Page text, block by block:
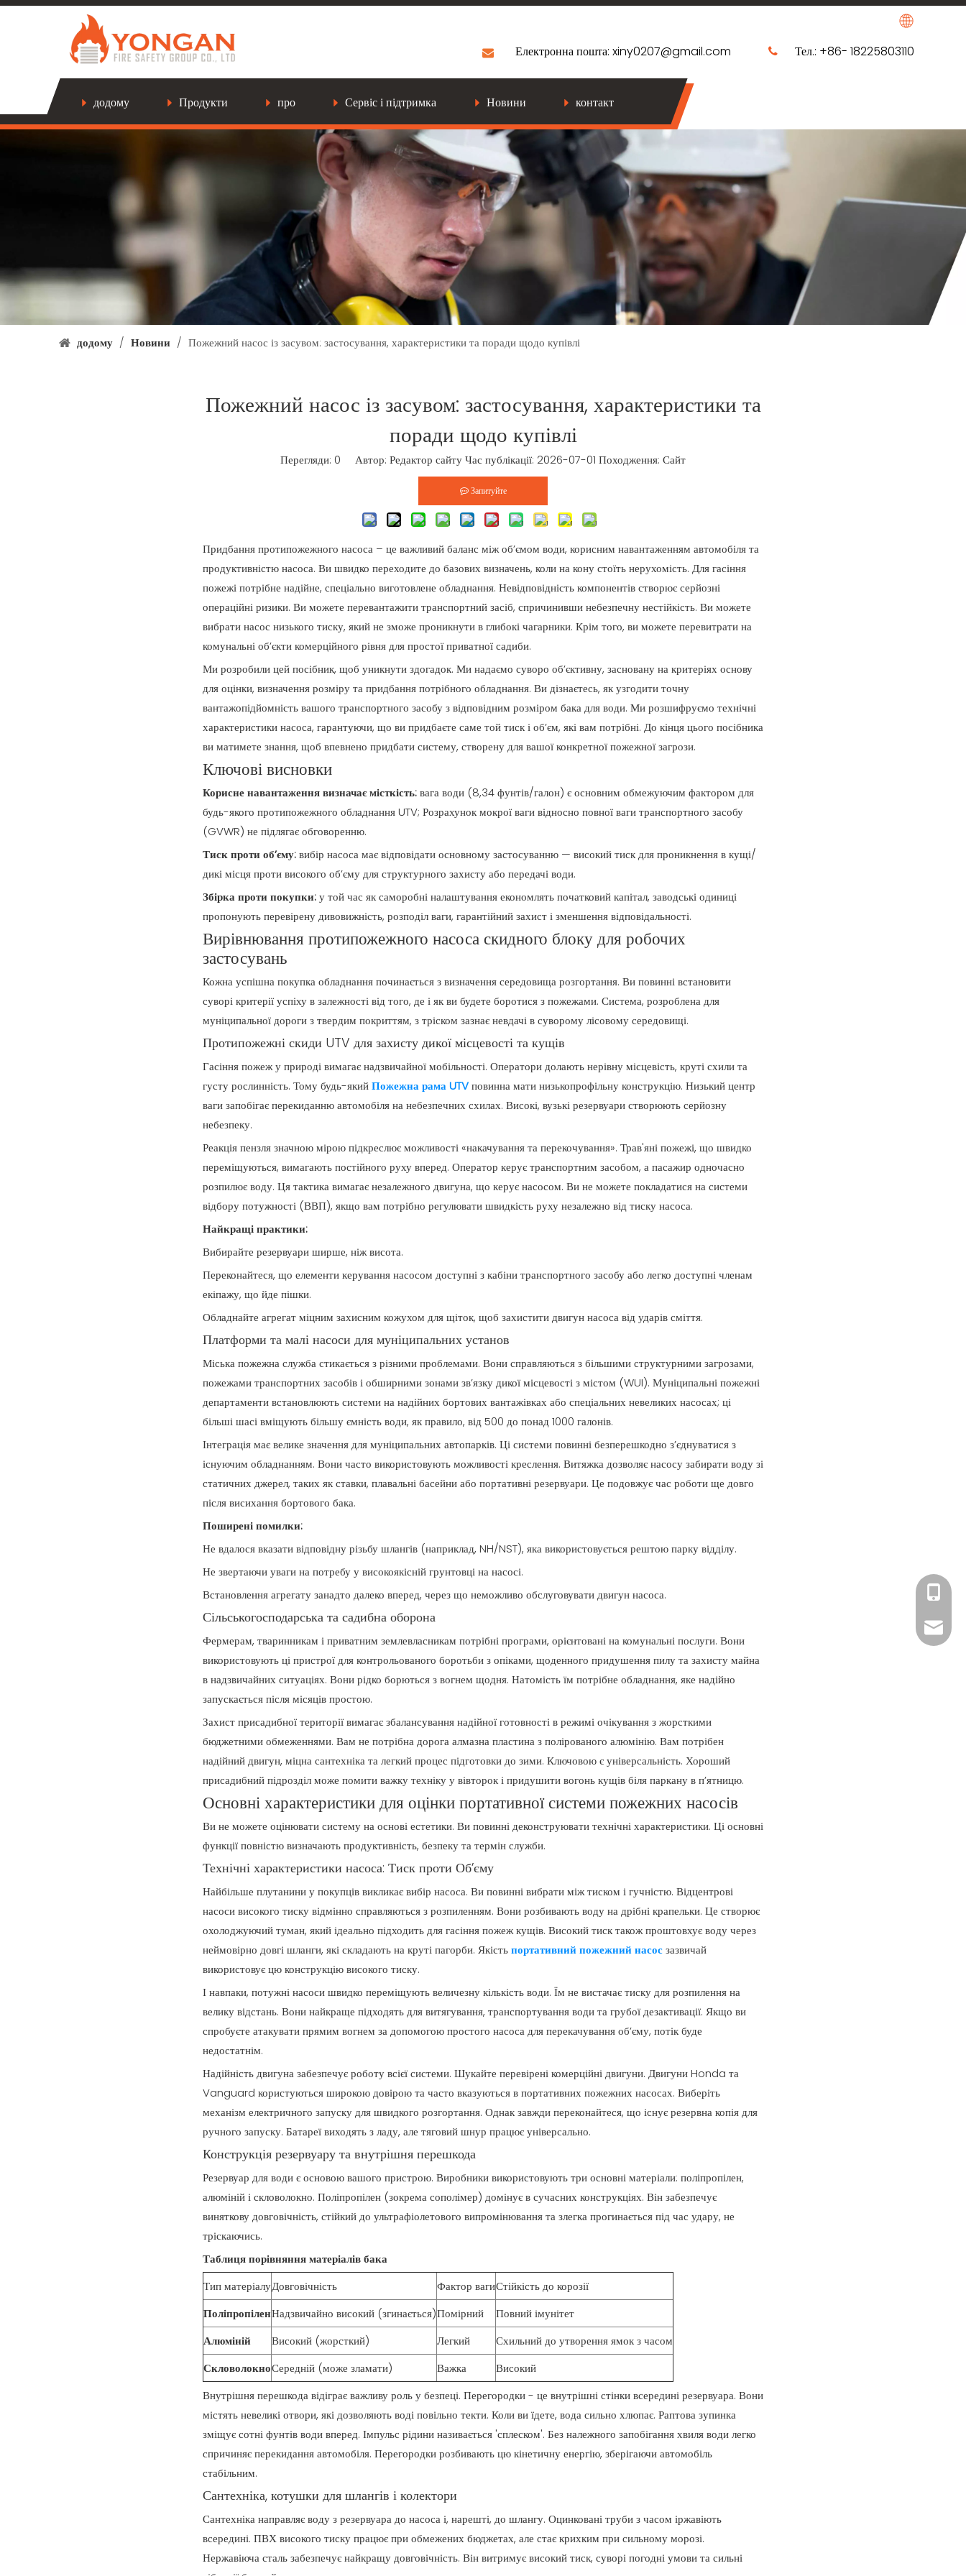
Електронна пошта: xiny0207@gmail.com ​​​​​​​​ Тел.: +86- 18225803110
додому Продукти про Сервіс і підтримка Новини контакт
додому / Новини / Пожежний насос із засувом: застосування, характеристики та поради щодо купівлі
Пожежний насос із засувом: застосування, характеристики та
поради щодо купівлі
Перегляди: 0 Автор: Редактор сайту Час публікації: 2026-07-01 Походження: Сайт
Запитуйте
Придбання протипожежного насоса – це важливий баланс між об’ємом води, корисним навантаженням автомобіля та
продуктивністю насоса. Ви швидко переходите до базових визначень, коли на кону стоїть нерухомість. Для гасіння
пожежі потрібне надійне, спеціально виготовлене обладнання. Невідповідність компонентів створює серйозні
операційні ризики. Ви можете перевантажити транспортний засіб, спричинивши небезпечну нестійкість. Ви можете
вибрати насос низького тиску, який не зможе проникнути в глибокі чагарники. Крім того, ви можете перевитрати на
комунальні об’єкти комерційного рівня для простої приватної садиби.
Ми розробили цей посібник, щоб уникнути здогадок. Ми надаємо суворо об’єктивну, засновану на критеріях основу
для оцінки, визначення розміру та придбання потрібного обладнання. Ви дізнаєтесь, як узгодити точну
вантажопідйомність вашого транспортного засобу з відповідним розміром бака для води. Ми розшифруємо технічні
характеристики насоса, гарантуючи, що ви придбаєте саме той тиск і об’єм, які вам потрібні. До кінця цього посібника
ви матимете знання, щоб впевнено придбати систему, створену для вашої конкретної пожежної загрози.
Ключові висновки
Корисне навантаження визначає місткість:вага води (8,34 фунтів/галон) є основним обмежуючим фактором для
будь-якого протипожежного обладнання UTV; Розрахунок мокрої ваги відносно повної ваги транспортного засобу
(GVWR) не підлягає обговоренню.
Тиск проти об’єму:вибір насоса має відповідати основному застосуванню — високий тиск для проникнення в кущі/
дикі місця проти високого об’єму для структурного захисту або передачі води.
Збірка проти покупки:у той час як саморобні налаштування економлять початковий капітал, заводські одиниці
пропонують перевірену дивовижність, розподіл ваги, гарантійний захист і зменшення відповідальності.
Вирівнювання протипожежного насоса скидного блоку для робочих
застосувань
Кожна успішна покупка обладнання починається з визначення середовища розгортання. Ви повинні встановити
суворі критерії успіху в залежності від того, де і як ви будете боротися з пожежами. Система, розроблена для
муніципальної дороги з твердим покриттям, з тріском зазнає невдачі в суворому лісовому середовищі.
Протипожежні скиди UTV для захисту дикої місцевості та кущів
Гасіння пожеж у природі вимагає надзвичайної мобільності. Оператори долають нерівну місцевість, круті схили та
густу рослинність. Тому будь-якийПожежна рама UTVповинна мати низькопрофільну конструкцію. Низький центр
ваги запобігає перекиданню автомобіля на небезпечних схилах. Високі, вузькі резервуари створюють серйозну
небезпеку.
Реакція пензля значною мірою підкреслює можливості «накачування та перекочування». Трав'яні пожежі, що швидко
переміщуються, вимагають постійного руху вперед. Оператор керує транспортним засобом, а пасажир одночасно
розпилює воду. Ця тактика вимагає незалежного двигуна, що керує насосом. Ви не можете покладатися на системи
відбору потужності (ВВП), якщо вам потрібно регулювати швидкість руху незалежно від тиску насоса.
Найкращі практики:
Вибирайте резервуари ширше, ніж висота.
Переконайтеся, що елементи керування насосом доступні з кабіни транспортного засобу або легко доступні членам
екіпажу, що йде пішки.
Обладнайте агрегат міцним захисним кожухом для щіток, щоб захистити двигун насоса від ударів сміття.
Платформи та малі насоси для муніципальних установ
Міська пожежна служба стикається з різними проблемами. Вони справляються з більшими структурними загрозами,
пожежами транспортних засобів і обширними зонами зв’язку дикої місцевості з містом (WUI). Муніципальні пожежні
департаменти встановлюють системи на надійних бортових вантажівках або спеціальних невеликих насосах; ці
більші шасі вміщують більшу ємність води, як правило, від 500 до понад 1000 галонів.
Інтеграція має велике значення для муніципальних автопарків. Ці системи повинні безперешкодно з’єднуватися з
існуючим обладнанням. Вони часто використовують можливості креслення. Витяжка дозволяє насосу забирати воду зі
статичних джерел, таких як ставки, плавальні басейни або портативні резервуари. Це подовжує час роботи ще довго
після висихання бортового бака.
Поширені помилки:
Не вдалося вказати відповідну різьбу шлангів (наприклад, NH/NST), яка використовується рештою парку відділу.
Не звертаючи уваги на потребу у високоякісній грунтовці на насосі.
Встановлення агрегату занадто далеко вперед, через що неможливо обслуговувати двигун насоса.
Сільськогосподарська та садибна оборона
Фермерам, тваринникам і приватним землевласникам потрібні програми, орієнтовані на комунальні послуги. Вони
використовують ці пристрої для контрольованого боротьби з опіками, щоденного придушення пилу та захисту майна
в надзвичайних ситуаціях. Вони рідко борються з вогнем щодня. Натомість їм потрібне обладнання, яке надійно
запускається після місяців простою.
Захист присадибної території вимагає збалансування надійної готовності в режимі очікування з жорсткими
бюджетними обмеженнями. Вам не потрібна дорога алмазна пластина з полірованого алюмінію. Вам потрібен
надійний двигун, міцна сантехніка та легкий процес підготовки до зими. Ключовою є універсальність. Хороший
присадибний підрозділ може помити важку техніку у вівторок і придушити вогонь кущів біля паркану в п’ятницю.
Основні характеристики для оцінки портативної системи пожежних насосів
Ви не можете оцінювати систему на основі естетики. Ви повинні деконструювати технічні характеристики. Ці основні
функції повністю визначають продуктивність, безпеку та термін служби.
Технічні характеристики насоса: Тиск проти Об’єму
Найбільше плутанини у покупців викликає вибір насоса. Ви повинні вибрати між тиском і гучністю. Відцентрові
насоси високого тиску відмінно справляються з розпиленням. Вони розбивають воду на дрібні крапельки. Це створює
охолоджуючий туман, який ідеально підходить для гасіння пожеж кущів. Високий тиск також проштовхує воду через
неймовірно довгі шланги, які складають на круті пагорби. Якістьпортативний пожежний насосзазвичай
використовує цю конструкцію високого тиску.
І навпаки, потужні насоси швидко переміщують величезну кількість води. Їм не вистачає тиску для розпилення на
велику відстань. Вони найкраще підходять для витягування, транспортування води та грубої дезактивації. Якщо ви
спробуєте атакувати прямим вогнем за допомогою простого насоса для перекачування об’єму, потік буде
недостатнім.
Надійність двигуна забезпечує роботу всієї системи. Шукайте перевірені комерційні двигуни. Двигуни Honda та
Vanguard користуються широкою довірою та часто вказуються в портативних пожежних насосах. Виберіть
механізм електричного запуску для швидкого розгортання. Однак завжди переконайтеся, що існує резервна копія для
ручного запуску. Батареї виходять з ладу, але тяговий шнур працює універсально.
Конструкція резервуару та внутрішня перешкода
Резервуар для води є основою вашого пристрою. Виробники використовують три основні матеріали: поліпропілен,
алюміній і скловолокно. Поліпропілен (зокрема сополімер) домінує в сучасних конструкціях. Він забезпечує
виняткову довговічність, стійкий до ультрафіолетового випромінювання та злегка прогинається під час удару, не
тріскаючись.
Таблиця порівняння матеріалів бака
Тип матеріалуДовговічність Фактор вагиСтійкість до корозії
ПоліпропіленНадзвичайно високий (згинається)Помірний
Повний імунітет
Алюміній
Високий (жорсткий) Легкий
Схильний до утворення ямок з часом
СкловолокноСередній (може зламати) Важка
Високий
Внутрішня перешкода відіграє важливу роль у безпеці. Перегородки - це внутрішні стінки всередині резервуара. Вони
містять невеликі отвори, які дозволяють воді повільно текти. Коли ви їдете, вода сильно хлюпає. Раптова зупинка
зміщує сотні фунтів води вперед. Імпульс рідини називається 'сплеском'. Без належного запобігання хвиля води легко
спричиняє перекидання автомобіля. Перегородки розбивають цю кінетичну енергію, зберігаючи автомобіль
стабільним.
Сантехніка, котушки для шлангів і колектори
Сантехніка направляє воду з резервуара до насоса і, нарешті, до шлангу. Оцинковані труби з часом іржавіють
всередині. ПВХ високого тиску працює при обмежених бюджетах, але стає крихким при сильному морозі.
Нержавіюча сталь забезпечує найкращу довговічність. Він витримує високий тиск, суворі погодні умови та сильні
+86